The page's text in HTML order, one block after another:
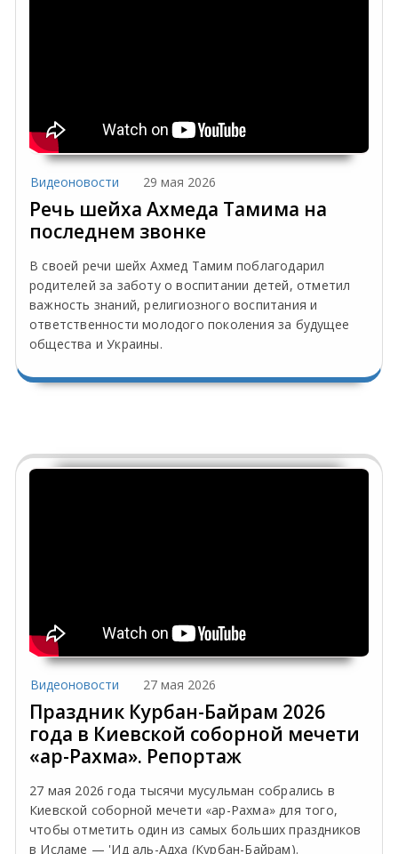
Видеоновости 29 мая 2026
Речь шейха Ахмеда Тамима на
последнем звонке
В своей речи шейх Ахмед Тамим поблагодарил
родителей за заботу о воспитании детей, отметил
важность знаний, религиозного воспитания и
ответственности молодого поколения за будущее
общества и Украины.
Видеоновости 27 мая 2026
Праздник Курбан-Байрам 2026
года в Киевской соборной мечети
«ар-Рахма». Репортаж
27 мая 2026 года тысячи мусульман собрались в
Киевской соборной мечети «ар-Рахма» для того,
чтобы отметить один из самых больших праздников
в Исламе — 'Ид аль-Адха (Курбан-Байрам).